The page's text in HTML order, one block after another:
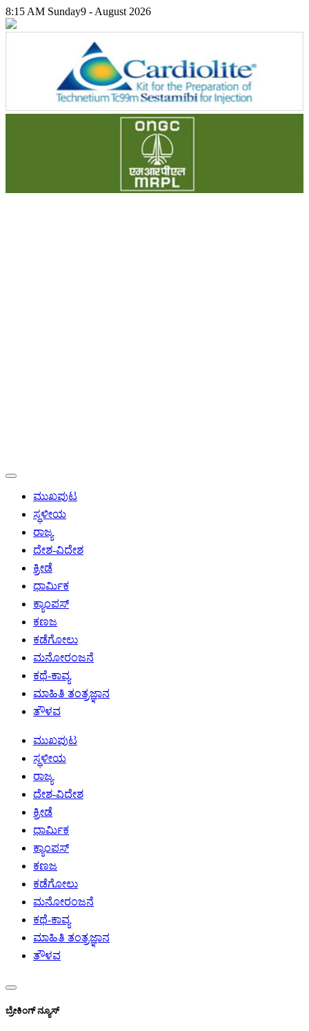
8:15 AM Sunday9 - August 2026
ಮುಖಪುಟ
ಸ್ಥಳೀಯ
ರಾಜ್ಯ
ದೇಶ-ವಿದೇಶ
ಕ್ರೀಡೆ
ಧಾರ್ಮಿಕ
ಕ್ಯಾಂಪಸ್
ಕಣಜ
ಕಡೆಗೋಲು
ಮನೋರಂಜನೆ
ಕಥೆ-ಕಾವ್ಯ
ಮಾಹಿತಿ ತಂತ್ರಜ್ಞಾನ
ತೌಳವ
ಮುಖಪುಟ
ಸ್ಥಳೀಯ
ರಾಜ್ಯ
ದೇಶ-ವಿದೇಶ
ಕ್ರೀಡೆ
ಧಾರ್ಮಿಕ
ಕ್ಯಾಂಪಸ್
ಕಣಜ
ಕಡೆಗೋಲು
ಮನೋರಂಜನೆ
ಕಥೆ-ಕಾವ್ಯ
ಮಾಹಿತಿ ತಂತ್ರಜ್ಞಾನ
ತೌಳವ
ಬ್ರೇಕಿಂಗ್ ನ್ಯೂಸ್